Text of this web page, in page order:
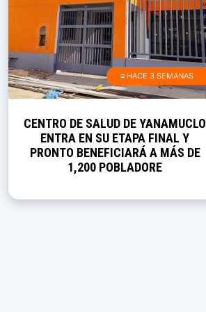
≡ HACE 3 SEMANAS
CENTRO DE SALUD DE YANAMUCLO
ENTRA EN SU ETAPA FINAL Y
PRONTO BENEFICIARÁ A MÁS DE
1,200 POBLADORE